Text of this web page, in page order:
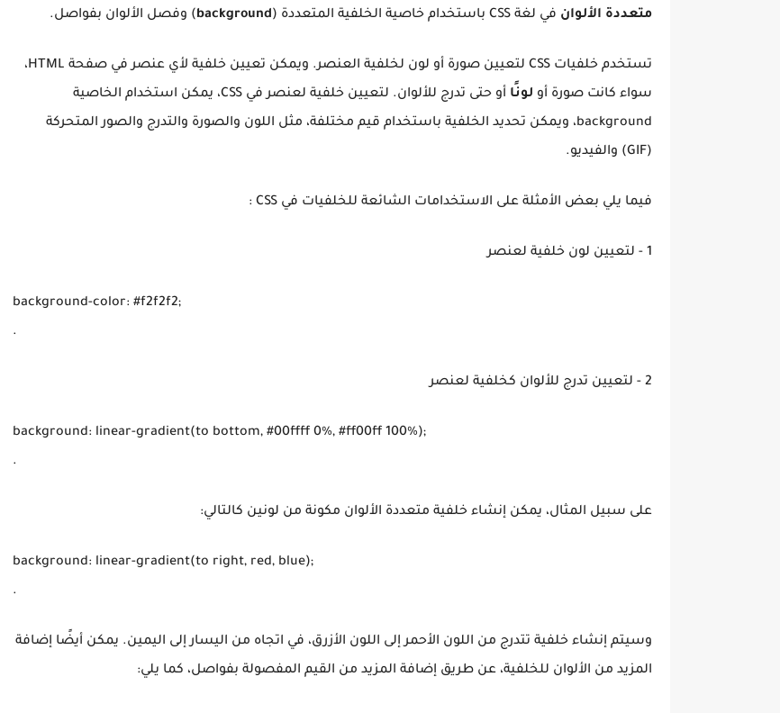
متعددة الألوان في لغة CSS باستخدام خاصية الخلفية المتعددة ( background) وفصل الألوان بفواصل.
تستخدم خلفيات CSS لتعيين صورة أو لون لخلفية العنصر. ويمكن تعيين خلفية لأي عنصر في صفحة HTML،
سواء كانت صورة أو لونًا
أو حتى تدرج للألوان. لتعيين خلفية لعنصر في CSS، يمكن استخدام الخاصية
background، ويمكن تحديد الخلفية باستخدام قيم مختلفة، مثل اللون والصورة والتدرج والصور المتحركة
(GIF) والفيديو.
فيما يلي بعض الأمثلة على الاستخدامات الشائعة للخلفيات في CSS :
1 - لتعيين لون خلفية لعنصر
background-color: #f2f2f2;
2 - لتعيين تدرج للألوان كخلفية لعنصر
background: linear-gradient(to bottom, #00ffff 0%, #ff00ff 100%);
على سبيل المثال، يمكن إنشاء خلفية متعددة الألوان مكونة من لونين كالتالي:
background: linear-gradient(to right, red, blue);
وسيتم إنشاء خلفية تتدرج من اللون الأحمر إلى اللون الأزرق، في اتجاه من اليسار إلى اليمين. يمكن أيضًا إضافة
المزيد من الألوان للخلفية، عن طريق إضافة المزيد من القيم المفصولة بفواصل، كما يلي: